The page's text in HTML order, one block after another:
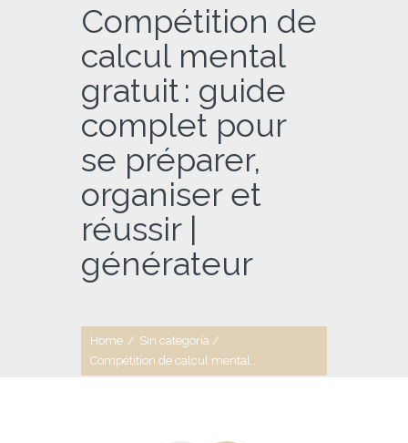
Compétition de
calcul mental
gratuit : guide
complet pour
se préparer,
organiser et
réussir |
générateur
Home / Sin categoría /
Compétition de calcul mental...